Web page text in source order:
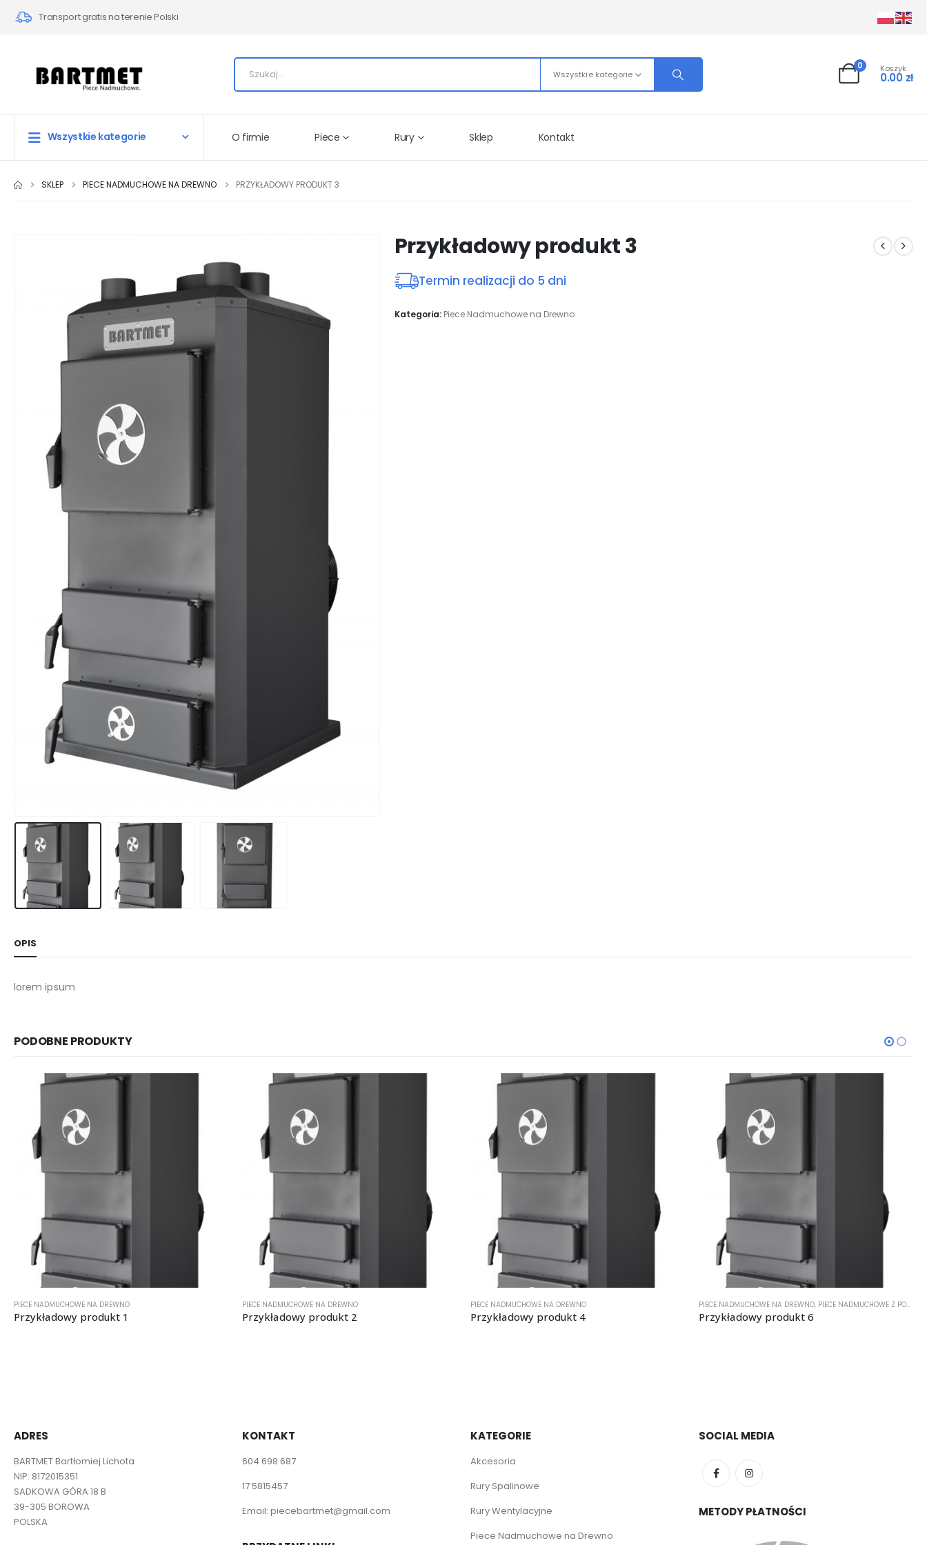
Transport gratis na terenie Polski
Wszystkie kategorie
0 Koszyk
0.00 zł
Wszystkie kategorie O firmie Piece Rury Sklep Kontakt
SKLEP PIECE NADMUCHOWE NA DREWNO PRZYKŁADOWY PRODUKT 3
Przykładowy produkt 3
Termin realizacji do 5 dni
Kategoria: Piece Nadmuchowe na Drewno
OPIS
lorem ipsum
PODOBNE PRODUKTY
PIECE NADMUCHOWE NA DREWNO
Przykładowy produkt 1
PIECE NADMUCHOWE NA DREWNO
Przykładowy produkt 2
PIECE NADMUCHOWE NA DREWNO
Przykładowy produkt 4
PIECE NADMUCHOWE NA DREWNO, PIECE NADMUCHOWE Z PODAJNIKIEM
Przykładowy produkt 6
ADRES
BARTMET Bartłomiej Lichota
NIP: 8172015351
SADKOWA GÓRA 18 B
39-305 BOROWA
POLSKA
KONTAKT
604 698 687
17 5815457
Email: piecebartmet@gmail.com
KATEGORIE
Akcesoria
Rury Spalinowe
Rury Wentylacyjne
Piece Nadmuchowe na Drewno
SOCIAL MEDIA
METODY PŁATNOŚCI